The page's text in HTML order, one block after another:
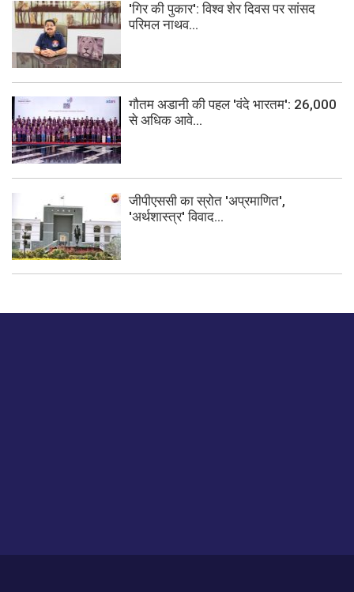
'गिर की पुकार': विश्व शेर दिवस पर सांसद
परिमल नाथव...
गौतम अडानी की पहल 'वंदे भारतम': 26,000
से अधिक आवे...
जीपीएससी का स्रोत 'अप्रमाणित',
'अर्थशास्त्र' विवाद...